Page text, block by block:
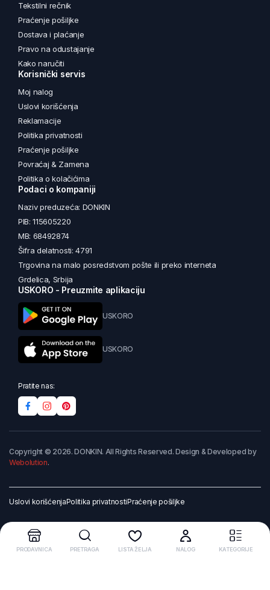
Tekstilni rečnik
Praćenje pošiljke
Dostava i plaćanje
Pravo na odustajanje
Kako naručiti
Korisnički servis
Moj nalog
Uslovi korišćenja
Reklamacije
Politika privatnosti
Praćenje pošiljke
Povraćaj & Zamena
Politika o kolačićima
Podaci o kompaniji
Naziv preduzeća: DONKIN
PIB: 115605220
MB: 68492874
Šifra delatnosti: 4791
Trgovina na malo posredstvom pošte ili preko interneta
Grdelica, Srbija
USKORO - Preuzmite aplikaciju
USKORO
USKORO
Pratite nas:
Copyright © 2026. DONKIN. All Rights Reserved. Design & Developed by
Webolution.
Uslovi korišćenjaPolitika privatnostiPraćenje pošiljke
PRODAVNICA PRETRAGA LISTA ŽELJA NALOG KATEGORIJE